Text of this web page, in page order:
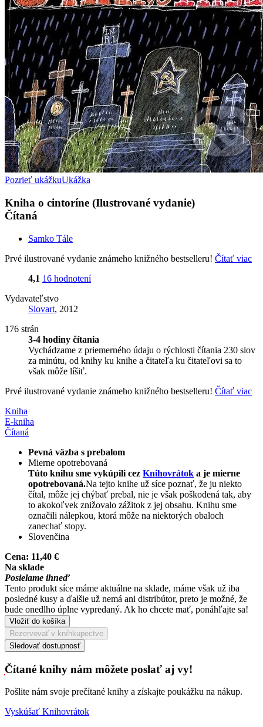
Pozrieť ukážkuUkážka
Kniha o cintoríne (Ilustrované vydanie)
Čítaná
Samko Tále
Prvé ilustrované vydanie známeho knižného bestselleru! Čítať viac
4,1 16 hodnotení
Vydavateľstvo
Slovart, 2012
176 strán
3-4 hodiny čítania
Vychádzame z priemerného údaju o rýchlosti čítania 230 slov
za minútu, od knihy ku knihe a čitateľa ku čitateľovi sa to
však môže líšiť.
Prvé ilustrované vydanie známeho knižného bestselleru! Čítať viac
Kniha
E-kniha
Čítaná
Pevná väzba s prebalom
Mierne opotrebovaná
Túto knihu sme vykúpili cez Knihovrátok a je mierne
opotrebovaná.Na tejto knihe už síce poznať, že ju niekto
čítal, môže jej chýbať prebal, nie je však poškodená tak, aby
to akokoľvek znižovalo zážitok z jej obsahu. Knihu sme
označili nálepkou, ktorá môže na niektorých obaloch
zanechať stopy.
Slovenčina
Cena: 11,40 €
Na sklade
Posielame ihneď
Tento produkt síce máme aktuálne na sklade, máme však už iba
posledné kusy a ďalšie už nemá ani distribútor, preto je možné, že
bude onedlho úplne vypredaný. Ak ho chcete mať, ponáhľajte sa!
Vložiť do košíka
Rezervovať v kníhkupectve
Sledovať dostupnosť
Čítané knihy nám môžete poslať aj vy!
Pošlite nám svoje prečítané knihy a získajte poukážku na nákup.
Vyskúšať Knihovrátok